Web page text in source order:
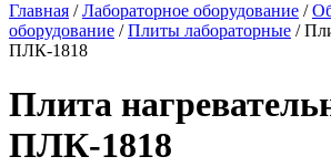
Главная /Лабораторное оборудование /
оборудование /Плиты лабораторные /
ПЛК-1818
Плита
ПЛК-1818